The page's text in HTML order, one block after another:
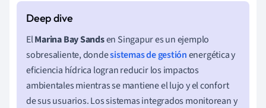
ElMarina Bay Sandsen Singapur es un ejemplo
sobresaliente, dondesistemas de gestiónenergética y
eficiencia hídrica logran reducir los impactos
ambientales mientras se mantiene el lujo y el confort
de sus usuarios. Los sistemas integrados monitorean y